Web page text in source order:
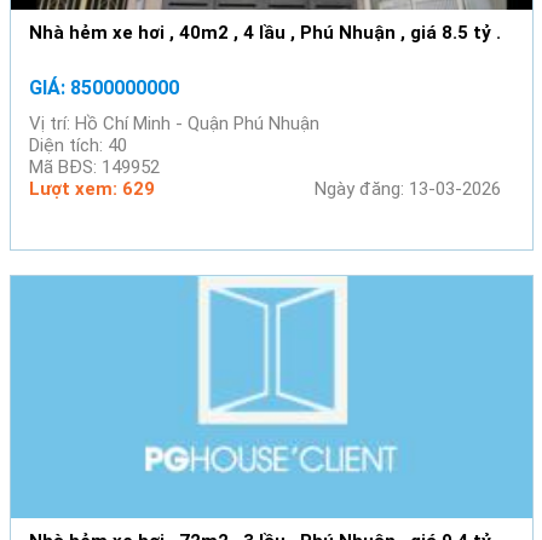
Nhà hẻm xe hơi , 40m2 , 4 lầu , Phú Nhuận , giá 8.5 tỷ .
GIÁ: 8500000000
Vị trí: Hồ Chí Minh - Quận Phú Nhuận
Diện tích: 40
Mã BĐS: 149952
Lượt xem: 629
Ngày đăng: 13-03-2026